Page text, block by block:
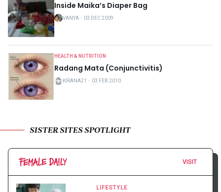
Inside Maika’s Diaper Bag
VANYA ・ 03 DEC 2009
HEALTH & NUTRITION
Radang Mata (Conjunctivitis)
KIRANA21 ・ 03 FEB 2010
SISTER SITES SPOTLIGHT
VISIT
LIFESTYLE